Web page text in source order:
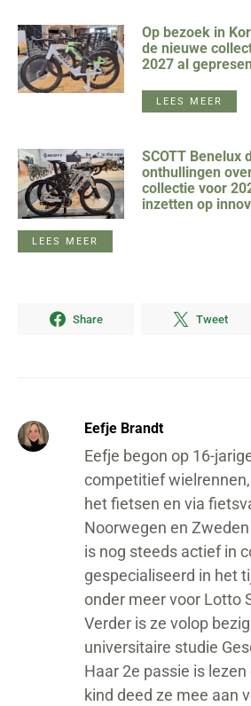
Op bezoek in
de nieuwe
2027 al
LEES MEER
SCOTT Benelux
onthullingen
collectie voor
inzetten op
LEES MEER
Share Tweet
Eefje Brandt
Eefje begon op 16-
competitief
het fietsen en via
Noorwegen en
is nog steeds actief in
gespecialiseerd in het
onder meer voor Lotto
Verder is ze volop
universitaire studie
Haar 2e passie is
kind deed ze mee aan